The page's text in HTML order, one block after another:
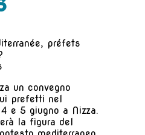
préfets
un convegno
prefetti nel
e 5 giugno a Nizza.
la figura del